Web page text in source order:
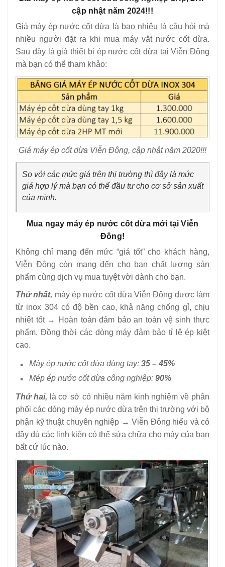
cập nhật năm 2024!!!
Giá máy ép nước cốt dừa là bao nhiêu là câu hỏi mà
nhiều người đặt ra khi mua máy vắt nước cốt dừa.
Sau đây là giá thiết bị ép nước cốt dừa tại Viễn Đông
mà bạn có thể tham khảo:
Giá máy ép cốt dừa Viễn Đông, cập nhật năm 2020!!!
So với các mức giá trên thị trường thì đây là mức
giá hợp lý mà bạn có thể đầu tư cho cơ sở sản xuất
của mình.
Mua ngay máy ép nước cốt dừa mới tại Viễn
Đông!
Không chỉ mang đến mức “giá tốt” cho khách hàng,
Viễn Đông còn mang đến cho bạn chất lượng sản
phẩm cùng dịch vụ mua tuyệt vời dành cho bạn.
Thứ nhất, máy ép nước cốt dừa Viễn Đông được làm
từ inox 304 có độ bền cao, khả năng chống gỉ, chịu
nhiệt tốt → Hoàn toàn đảm bảo an toàn vệ sinh thực
phẩm. Đồng thời các dòng máy đảm bảo tỉ lệ ép kiệt
cao.
Máy ép nước cốt dừa dùng tay: 35 – 45%
Mép ép nước cốt dừa công nghiệp: 90%
Thứ hai, là cơ sở có nhiều năm kinh nghiệm về phân
phối các dòng máy ép nước dừa trên thị trường với bộ
phận kỹ thuật chuyên nghiệp → Viễn Đông hiểu và có
đầy đủ các linh kiện có thể sửa chữa cho máy của bạn
bất cứ lúc nào.